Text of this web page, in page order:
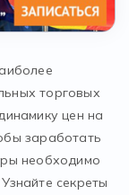
торговых
цен на
заработать
необходимо
секреты